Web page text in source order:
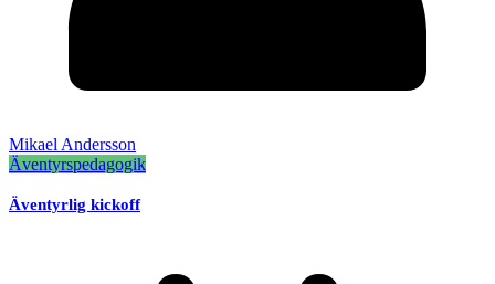
Mikael Andersson
Äventyrspedagogik
Äventyrlig kickoff